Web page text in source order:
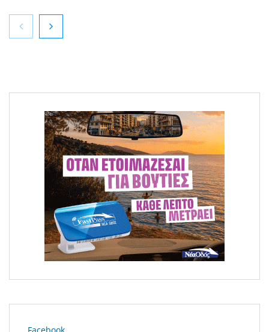
Πέθανε σε ηλικία 70 ετών ο υφυπουργός
Περιβάλλοντος Νίκος Ταγαράς